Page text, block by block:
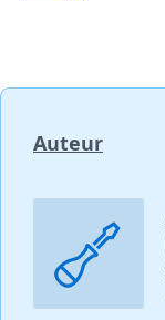
Auteur